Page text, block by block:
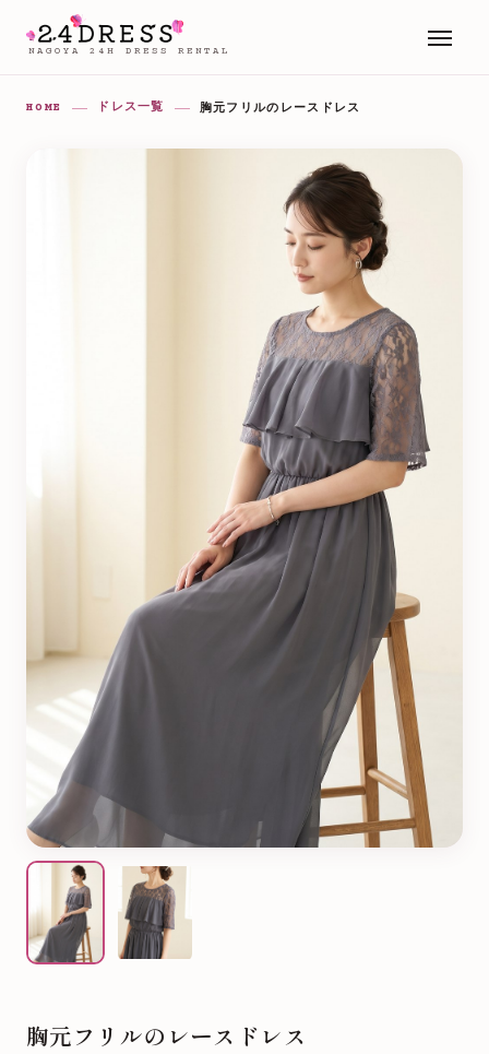
NAGOYA 24H DRESS RENTAL
HOME ドレス一覧 胸元フリルのレースドレス
胸元フリルのレースドレス